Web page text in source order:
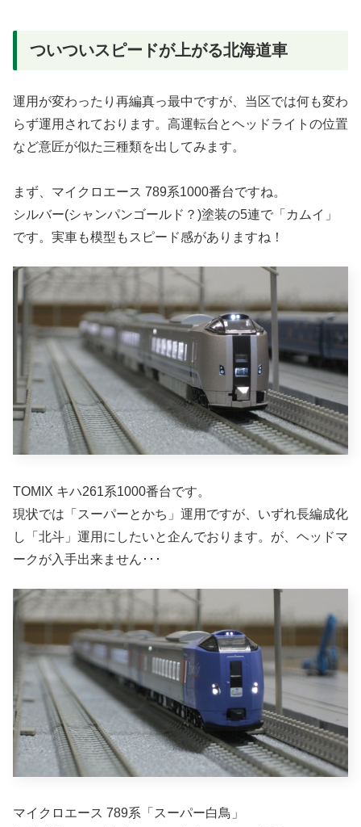
ついついスピードが上がる北海道車
運用が変わったり再編真っ最中ですが、当区では何も変わ
らず運用されております。高運転台とヘッドライトの位置
など意匠が似た三種類を出してみます。
まず、マイクロエース 789系1000番台ですね。
シルバー(シャンパンゴールド？)塗装の5連で「カムイ」
です。実車も模型もスピード感がありますね！
TOMIX キハ261系1000番台です。
現状では「スーパーとかち」運用ですが、いずれ長編成化
し「北斗」運用にしたいと企んでおります。が、ヘッドマ
ークが入手出来ません･･･
マイクロエース 789系「スーパー白鳥」